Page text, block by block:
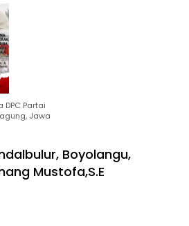
DPC Partai
Jawa
Boyolangu,
Mustofa,S.E